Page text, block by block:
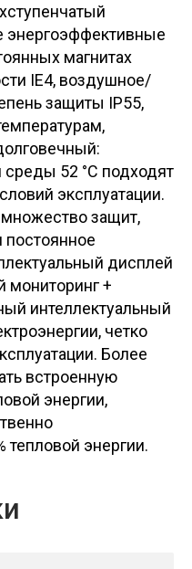
энергоэффективные
магнитах
IE4, воздушное/
защиты IP55,
52 °C подходят
эксплуатации.
защит,
постоянное
дисплей
мониторинг +
интеллектуальный
четко
Более
встроенную
энергии,
тепловой энергии.